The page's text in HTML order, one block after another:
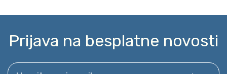
Prijava na besplatne novosti
Unesite svoj email